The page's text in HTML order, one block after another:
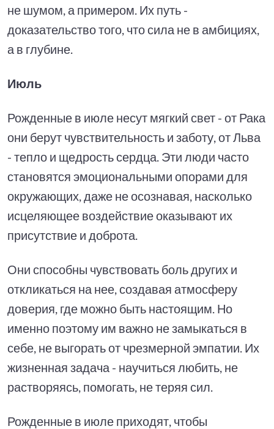
не шумом, а примером. Их путь -
доказательство того, что сила не в амбициях,
а в глубине.
Июль
Рожденные в июле несут мягкий свет - от Рака
они берут чувствительность и заботу, от Льва
- тепло и щедрость сердца. Эти люди часто
становятся эмоциональными опорами для
окружающих, даже не осознавая, насколько
исцеляющее воздействие оказывают их
присутствие и доброта.
Они способны чувствовать боль других и
откликаться на нее, создавая атмосферу
доверия, где можно быть настоящим. Но
именно поэтому им важно не замыкаться в
себе, не выгорать от чрезмерной эмпатии. Их
жизненная задача - научиться любить, не
растворяясь, помогать, не теряя сил.
Рожденные в июле приходят, чтобы